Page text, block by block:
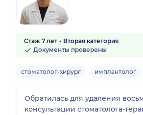
Стаж 7 лет
Вторая категория
Документы проверены
стоматолог-хирург имплантолог
Обратилась для удаления
консультации стоматолога-